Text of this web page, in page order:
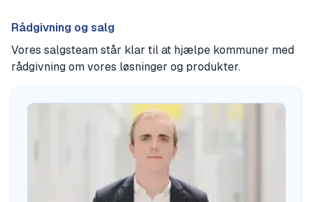
Rådgivning og salg
Vores salgsteam står klar til at hjælpe kommuner med
rådgivning om vores løsninger og produkter.